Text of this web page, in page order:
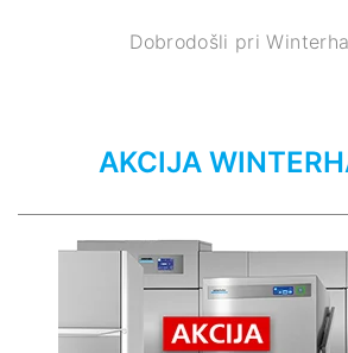
Dobrodošli pri
AKCIJA